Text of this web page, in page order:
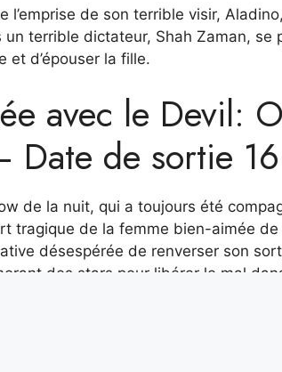
l’emprise de son terrible visir,
un terrible dictateur, Shah Zaman,
et d’épouser la fille.
avec le Devil:
de sortie
de la nuit, qui a toujours été
tragique de la femme bien-aimée de
désespérée de renverser son
des stars pour libérer le mal